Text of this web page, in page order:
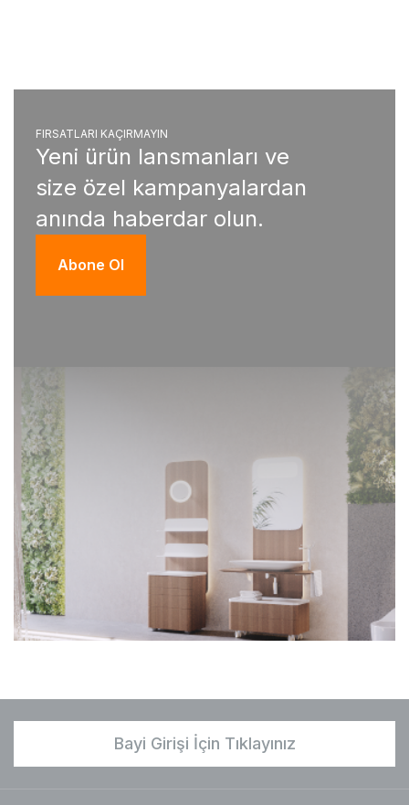
FIRSATLARI KAÇIRMAYIN
Yeni ürün lansmanları ve
size özel kampanyalardan
anında haberdar olun.
Abone Ol
Bayi Girişi İçin Tıklayınız